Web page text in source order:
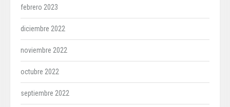
febrero 2023
diciembre 2022
noviembre 2022
octubre 2022
septiembre 2022